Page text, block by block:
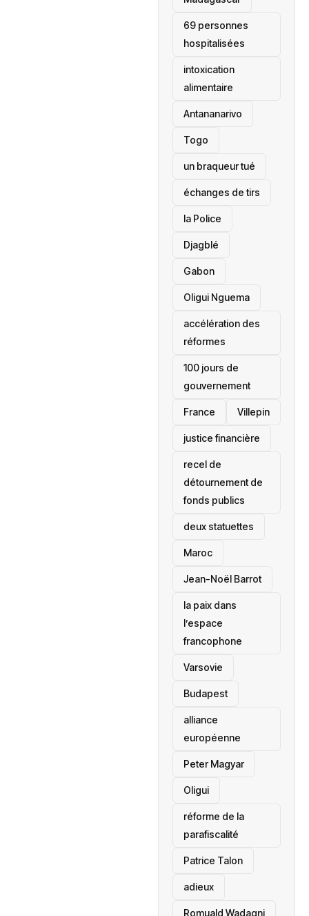
69 personnes
hospitalisées
intoxication
alimentaire
Antananarivo
‎Togo
un braqueur tué
échanges de tirs
la Police
Djagblé
Gabon
Oligui Nguema
accélération des
réformes
100 jours de
gouvernement
France Villepin
justice financière
recel de
détournement de
fonds publics
deux statuettes
Maroc
Jean-Noël Barrot
la paix dans
l’espace
francophone
‎Varsovie
Budapest
alliance
européenne
Peter Magyar
Oligui
réforme de la
parafiscalité
Patrice Talon
adieux
Romuald Wadagni